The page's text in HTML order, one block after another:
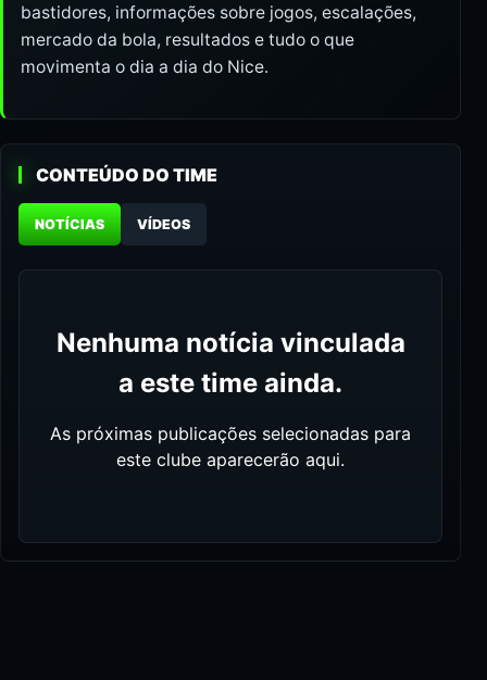
bastidores, informações sobre jogos, escalações,
mercado da bola, resultados e tudo o que
movimenta o dia a dia do Nice.
CONTEÚDO DO TIME
NOTÍCIAS VÍDEOS
Nenhuma notícia vinculada
a este time ainda.
As próximas publicações selecionadas para
este clube aparecerão aqui.